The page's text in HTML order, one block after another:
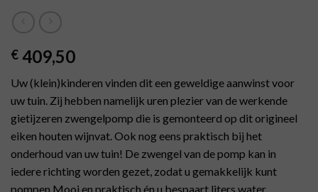
€ 409,50
Uw (klein)kinderen vinden dit een geweldige aanwinst voor
uw tuin. Zij hebben namelijk uren plezier van de werkende
gietijzeren zwengelpomp die is gemonteerd op dit origineel
eiken houten wijnvat. Ook nog eens praktisch bij het
onderhoud van uw tuin! De zwengel van de pomp kan in
iedere richting worden gezet, zodat u gemakkelijk kunt
pompen Mooi en praktisch én u bespaart liters water.